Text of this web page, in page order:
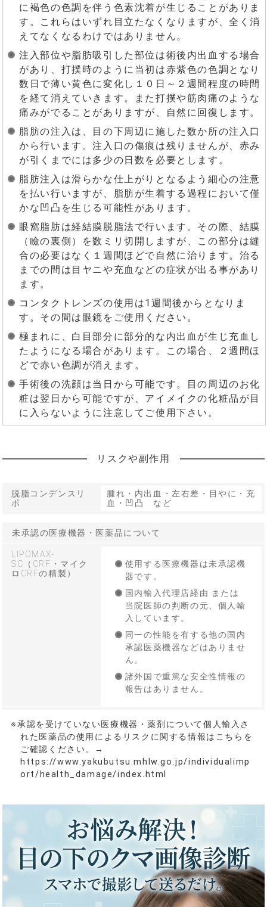
に褐色の色調を伴う色素沈着が生じることがありま
す。これらはいずれ目立たなくなりますが、全く消
えてなくなるわけではありません。
注入部位や脂肪吸引した部位は術後内出血する場合
があり、打撲時のように当初は赤紫色の色調となり
数日で薄い黄色に変化し１０日～２週間程度の時間
を経て消えていきます。また打撲や筋肉痛のような
痛みがでることがありますが、自然に回復します。
脂肪の注入は、目の下周辺に施した数か所の注入口
から行います。注入口の傷痕は残りませんが、赤み
が引くまでには多少の日数を必要とします。
脂肪注入は滑らかな仕上がりとなるよう細心の注意
を払い行いますが、脂肪が生着する過程において僅
かな凹凸を生じる可能性があります。
眼窩脂肪は経結膜脱脂法で行います。その際、結膜
（瞼の裏側）を数ミリ切開しますが、この部分は縫
合の必要はなく１週間ほどで自然に治ります。治る
までの間は目ヤニや充血などの症状が出る事があり
ます。
コンタクトレンズの使用は1週間後からとなりま
す。その間は眼鏡をご使用ください。
極まれに、白目部分に部分的な内出血が生じ充血し
たようになる場合があります。この場合、２週間ほ
どで赤い色調が消えます。
手術後の洗顔は当日から可能です。目の周辺のお化
粧は翌日から可能ですが、アイメイクの化粧品が目
に入らないように注意してご使用下さい。
リスクや副作用
脱脂コンデンスリ
ポ
腫れ・内出血・左右差・目やに・充
血・凹凸 など
未承認の医療機器・医薬品について
LIPOMAX-
SC（CRF・マイク
ロCRFの精製）
使用する医療機器は未承認機
器です。
国内輸入代理店経由 または
当院医師の判断の元、個人輸
入しています。
同一の性能を有する他の国内
承認医薬機器などはありませ
ん。
諸外国で重篤な安全性情報の
報告はありません。
※承認を受けていない医療機器・薬剤について個人輸入さ
れた医薬品の使用によるリスクに関する情報はこちらを
ご確認ください。→
https://www.yakubutsu.mhlw.go.jp/individualimp
ort/health_damage/index.html